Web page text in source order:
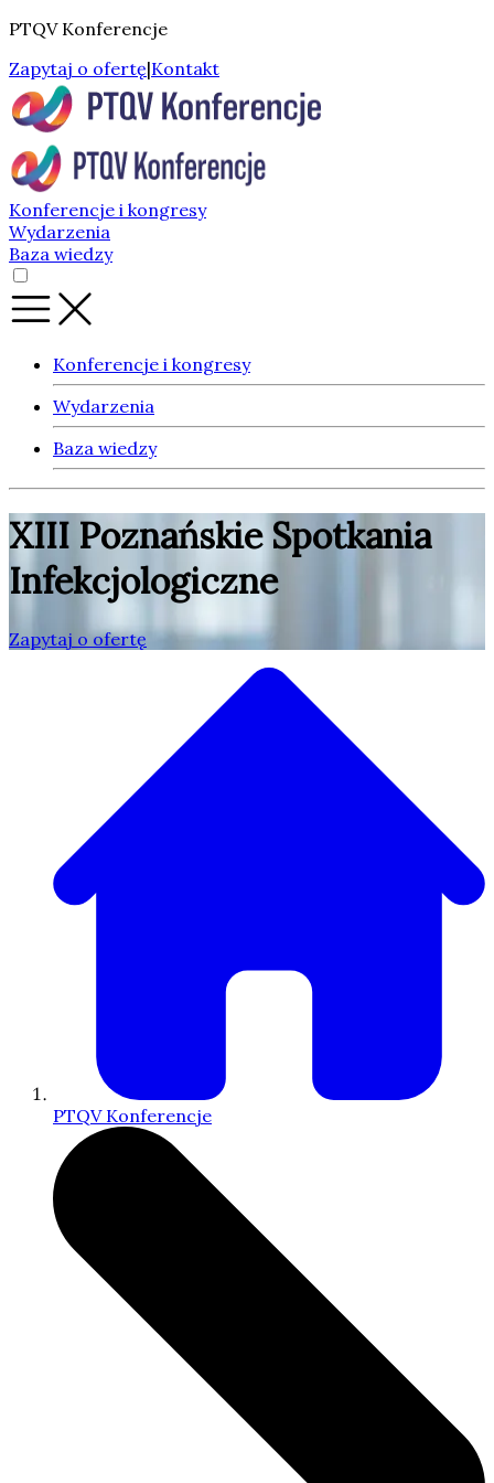
PTQV Konferencje
Zapytaj o ofertę|Kontakt
Konferencje i kongresy
Wydarzenia
Baza wiedzy
Konferencje i kongresy
Wydarzenia
Baza wiedzy
XIII Poznańskie Spotkania
Infekcjologiczne
Zapytaj o ofertę
PTQV Konferencje